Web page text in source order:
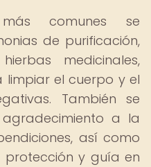
comunes se
de purificación,
medicinales,
limpiar el cuerpo y el
También se
a la
así como
y guía en